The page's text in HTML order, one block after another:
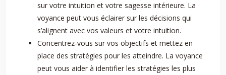
sur votre intuition et votre sagesse intérieure. La
voyance peut vous éclairer sur les décisions qui
s’alignent avec vos valeurs et votre intuition.
Concentrez-vous sur vos objectifs et mettez en
place des stratégies pour les atteindre. La voyance
peut vous aider à identifier les stratégies les plus